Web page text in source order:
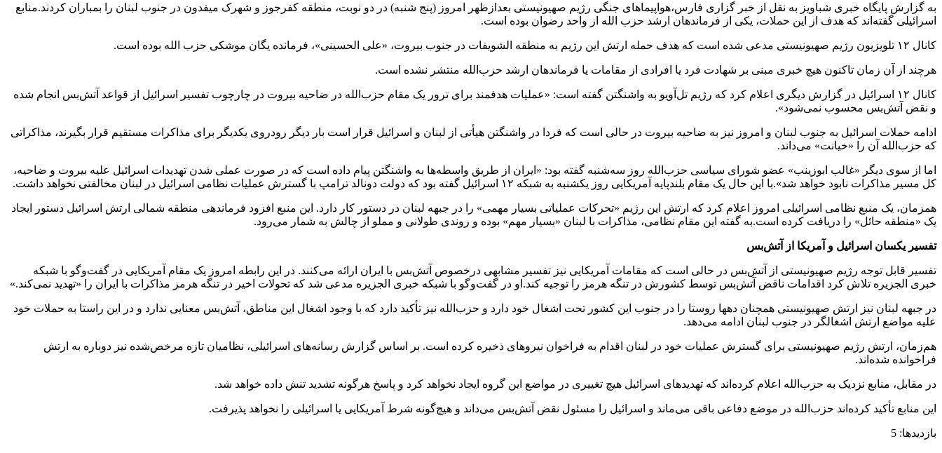
به گزارش پایگاه خبری شباویز به نقل از خبر گزاری فارس،هواپیماهای جنگی رژیم صهیونیستی بعدازظهر امروز (پنج شنبه) در دو نوبت، منطقه کفرجوز و شهرک میفدون در جنوب لبنان را بمباران کردند.منابع
اسرائیلی گفته‌اند که هدف از این حملات، یکی از فرماندهان ارشد حزب الله از واحد رضوان بوده است.
کانال ۱۲ تلویزیون رژیم صهیونیستی مدعی شده است که هدف حمله ارتش این رژیم به منطقه الشویفات در جنوب بیروت، «علی الحسینی»، فرمانده یگان موشکی حزب الله بوده است.
هرچند از آن زمان تاکنون هیچ خبری مبنی بر شهادت فرد یا افرادی از مقامات یا فرماندهان ارشد حزب‌الله منتشر نشده است.
کانال ۱۲ اسرائیل در گزارش دیگری اعلام کرد که رژیم تل‌آویو به واشنگتن گفته است: «عملیات هدفمند برای ترور یک مقام حزب‌الله در ضاحیه بیروت در چارچوب تفسیر اسرائیل از قواعد آتش‌بس انجام شده
و نقض آتش‌بس محسوب نمی‌شود».
ادامه حملات اسرائیل به جنوب لبنان و امروز نیز به ضاحیه بیروت در حالی است که فردا در واشنگتن هیأتی از لبنان و اسرائیل قرار است بار دیگر رودروی یکدیگر برای مذاکرات مستقیم قرار بگیرند، مذاکراتی
که حزب‌الله آن را «خیانت» می‌داند.
اما از سوی دیگر «غالب ابوزینب» عضو شورای سیاسی حزب‌الله روز سه‌شنبه گفته بود: «ایران از طریق واسطه‌ها به واشنگتن پیام داده است که در صورت عملی شدن تهدیدات اسرائیل علیه بیروت و ضاحیه،
کل مسیر مذاکرات نابود خواهد شد».با این حال یک مقام بلندپایه آمریکایی روز یکشنبه به شبکه ۱۲ اسرائیل گفته بود که دولت دونالد ترامپ با گسترش عملیات نظامی اسرائیل در لبنان مخالفتی نخواهد داشت.
همزمان، یک منبع نظامی اسرائیلی امروز اعلام کرد که ارتش این رژیم «تحرکات عملیاتی بسیار مهمی» را در جبهه لبنان در دستور کار دارد. این منبع افزود فرماندهی منطقه شمالی ارتش اسرائیل دستور ایجاد
یک «منطقه حائل» را دریافت کرده است.به گفته این مقام نظامی، مذاکرات با لبنان «بسیار مهم» بوده و روندی طولانی و مملو از چالش به شمار می‌رود.
تفسیر یکسان اسرائیل و آمریکا از آتش‌بس
تفسیر قابل توجه رژیم صهیونیستی از آتش‌بس در حالی است که مقامات آمریکایی نیز تفسیر مشابهی درخصوص آتش‌بس با ایران ارائه می‌کنند. در این رابطه امروز یک مقام آمریکایی در گفت‌وگو با شبکه
خبری الجزیره تلاش کرد اقدامات ناقض آتش‌بس توسط کشورش در تنگه هرمز را توجیه کند.او در گفت‌وگو با شبکه خبری الجزیره مدعی شد که تحولات اخیر در تنگه هرمز مذاکرات با ایران را «تهدید نمی‌کند.»
در جبهه لبنان نیز ارتش صهیونیستی همچنان دهها روستا را در جنوب این کشور تحت اشغال خود دارد و حزب‌الله نیز تأکید دارد که با وجود اشغال این مناطق، آتش‌بس معنایی ندارد و در این راستا به حملات خود
علیه مواضع ارتش اشغالگر در جنوب لبنان ادامه می‌دهد.
هم‌زمان، ارتش رژیم صهیونیستی برای گسترش عملیات خود در لبنان اقدام به فراخوان نیروهای ذخیره کرده است. بر اساس گزارش رسانه‌های اسرائیلی، نظامیان تازه‌ مرخص‌شده نیز دوباره به ارتش
فراخوانده شده‌اند.
در مقابل، منابع نزدیک به حزب‌الله اعلام کرده‌اند که تهدیدهای اسرائیل هیچ تغییری در مواضع این گروه ایجاد نخواهد کرد و پاسخ هرگونه تشدید تنش داده خواهد شد.
این منابع تأکید کرده‌اند حزب‌الله در موضع دفاعی باقی می‌ماند و اسرائیل را مسئول نقض آتش‌بس می‌داند و هیچ‌گونه شرط آمریکایی یا اسرائیلی را نخواهد پذیرفت.
بازدیدها: 5